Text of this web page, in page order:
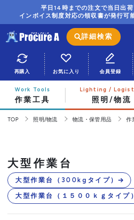
平日14時までの注文で当日出
インボイス制度対応の領収書が発行可
詳細検索
再購入 お気に入り 会員登録
作業工具 照明/物流
TOP 照明/物流 物流・保管用品 作
大型作業台
大型作業台（300kgタイプ）
大型作業台（１５００ｋｇタイプ